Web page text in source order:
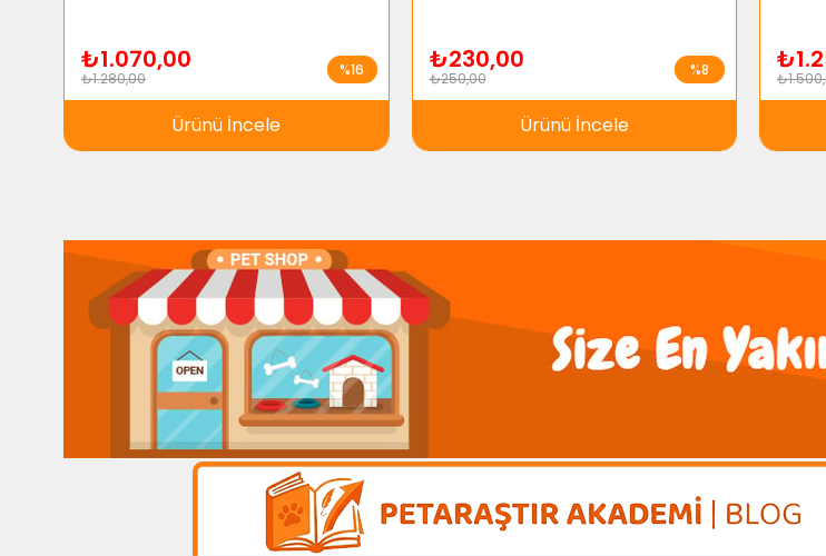
₺1.070,00
₺1.280,00
Ürünü İncele
%16 ₺230,00
₺250,00
Ürünü İncele
%8